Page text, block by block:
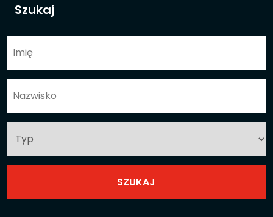
Szukaj